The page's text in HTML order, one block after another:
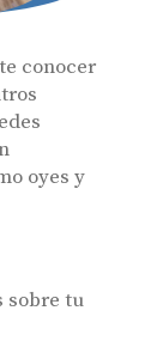
conocer
oyes y
sobre tu